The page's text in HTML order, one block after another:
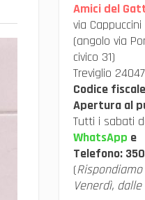
Amici del
via
(angolo via
civico 31)
Treviglio 24047
Codice
Apertura al
Tutti i sabati
WhatsApp e
Telefono:
(
Venerdì, dalle